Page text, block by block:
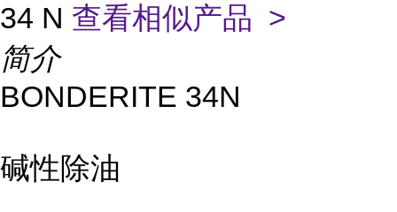
34 N 查看相似产品 >
简介
BONDERITE 34N
碱性除油